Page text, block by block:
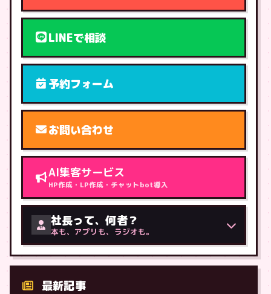
LINEで相談
予約フォーム
お問い合わせ
AI集客サービス
HP作成・LP作成・チャットbot導入
社長って、何者？
本も、アプリも、ラジオも。
最新記事